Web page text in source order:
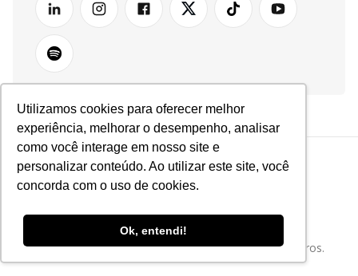
Utilizamos cookies para oferecer melhor
experiência, melhorar o desempenho, analisar
como você interage em nosso site e
personalizar conteúdo. Ao utilizar este site, você
concorda com o uso de cookies.
Ok, entendi!
Tudo sobre Tecnologia e Inovação no Mercado de Seguros.